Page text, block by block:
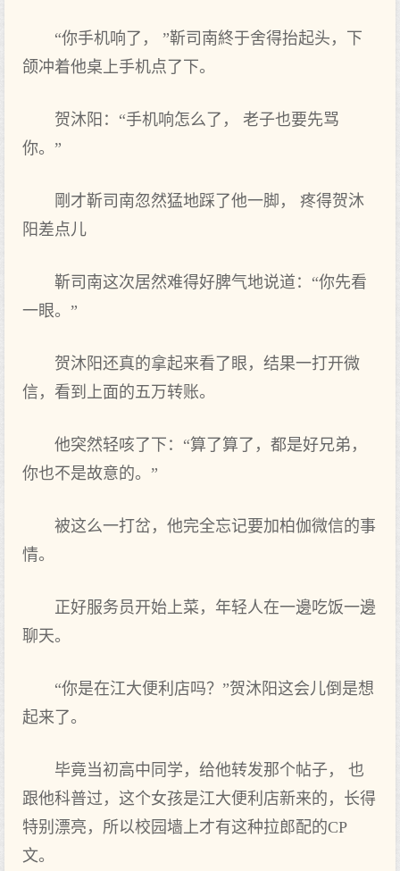
“你手机响了， ”靳司南終于舍得抬起头，下
颌冲着他桌上手机点了下。
贺沐阳：“手机响怎么了， 老子也要先骂
你。”
剛才靳司南忽然猛地踩了他一脚， 疼得贺沐
阳差点儿
靳司南这次居然难得好脾气地说道：“你先看
一眼。”
贺沐阳还真的拿起来看了眼，结果一打开微
信，看到上面的五万转账。
他突然轻咳了下：“算了算了，都是好兄弟，
你也不是故意的。”
被这么一打岔，他完全忘记要加柏伽微信的事
情。
正好服务员开始上菜，年轻人在一邊吃饭一邊
聊天。
“你是在江大便利店吗？”贺沐阳这会儿倒是想
起来了。
毕竟当初高中同学，给他转发那个帖子， 也
跟他科普过，这个女孩是江大便利店新来的，长得
特别漂亮，所以校园墙上才有这种拉郎配的CP
文。